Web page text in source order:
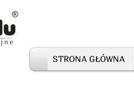
STRONA GŁÓWNA